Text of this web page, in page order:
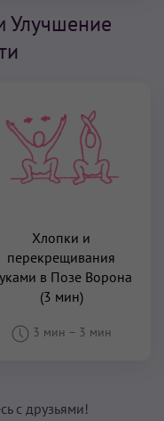
Улучшение
Хлопки и
перекрещивания
в Позе Ворона
(3 мин)
3 мин – 3 мин
с друзьями!